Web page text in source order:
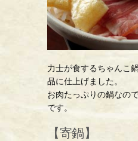
力士が食するちゃんこ
品に仕上げました。
お肉たっぷりの鍋なの
です。
【寄鍋】